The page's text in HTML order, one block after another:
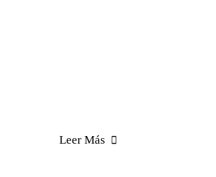
Leer Más